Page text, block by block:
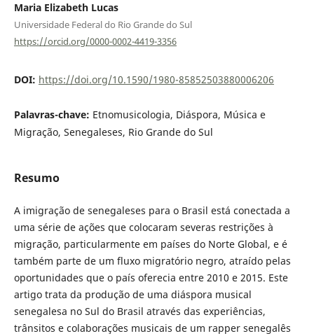
Maria Elizabeth Lucas
Universidade Federal do Rio Grande do Sul
https://orcid.org/0000-0002-4419-3356
DOI: https://doi.org/10.1590/1980-85852503880006206
Palavras-chave: Etnomusicologia, Diáspora, Música e
Migração, Senegaleses, Rio Grande do Sul
Resumo
A imigração de senegaleses para o Brasil está conectada a
uma série de ações que colocaram severas restrições à
migração, particularmente em países do Norte Global, e é
também parte de um fluxo migratório negro, atraído pelas
oportunidades que o país oferecia entre 2010 e 2015. Este
artigo trata da produção de uma diáspora musical
senegalesa no Sul do Brasil através das experiências,
trânsitos e colaborações musicais de um rapper senegalês